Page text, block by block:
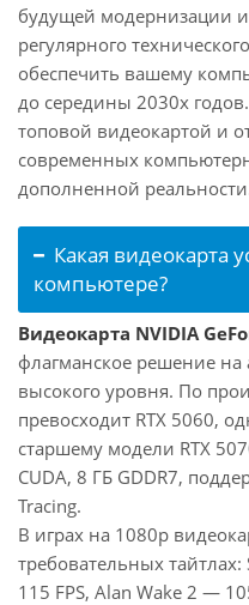
будущей модернизации и
регулярного
обеспечить вашему
до середины 2030х
топовой видеокартой и
современных
дополненной
Какая видеокарта
компьютере?
Видеокарта NVIDIA
флагманское решение на
высокого уровня. По
превосходит RTX 5060,
старшему модели RTX
CUDA, 8 ГБ GDDR7,
Tracing.
В играх на 1080p
требовательных
115 FPS, Alan Wake 2 —